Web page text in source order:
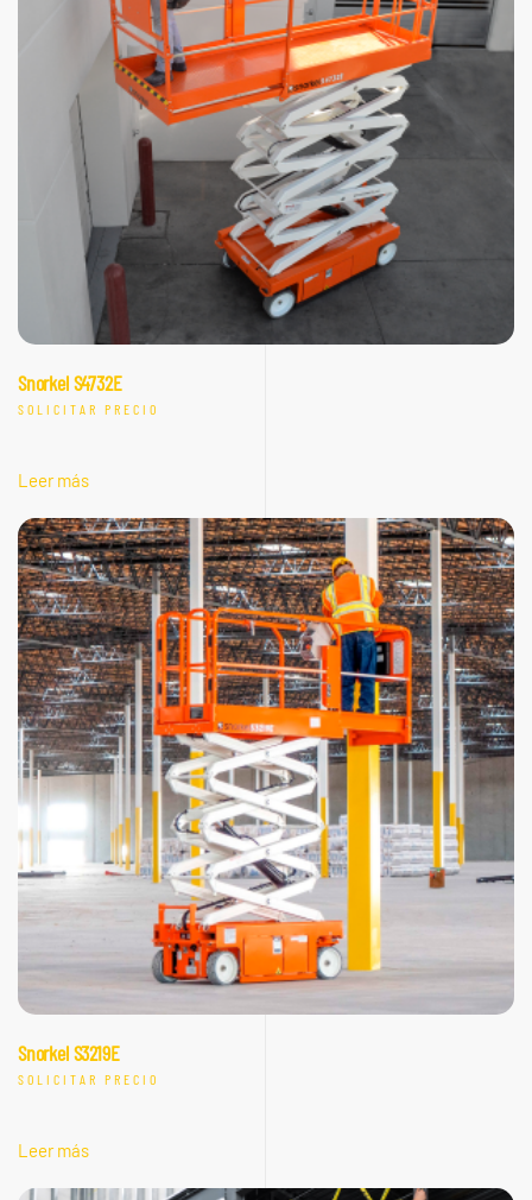
Snorkel S4732E
SOLICITAR PRECIO
Leer más
Snorkel S3219E
SOLICITAR PRECIO
Leer más